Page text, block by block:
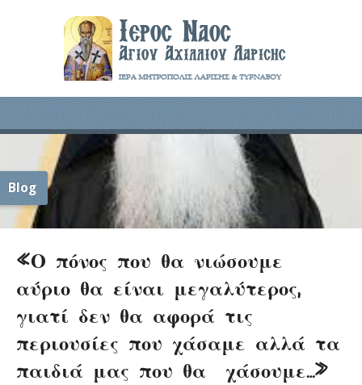
Blog
«Ο πόνος που θα νιώσουμε
αύριο θα είναι μεγαλύτερος,
γιατί δεν θα αφορά τις
περιουσίες που χάσαμε αλλά τα
παιδιά μας που θα χάσουμε…»